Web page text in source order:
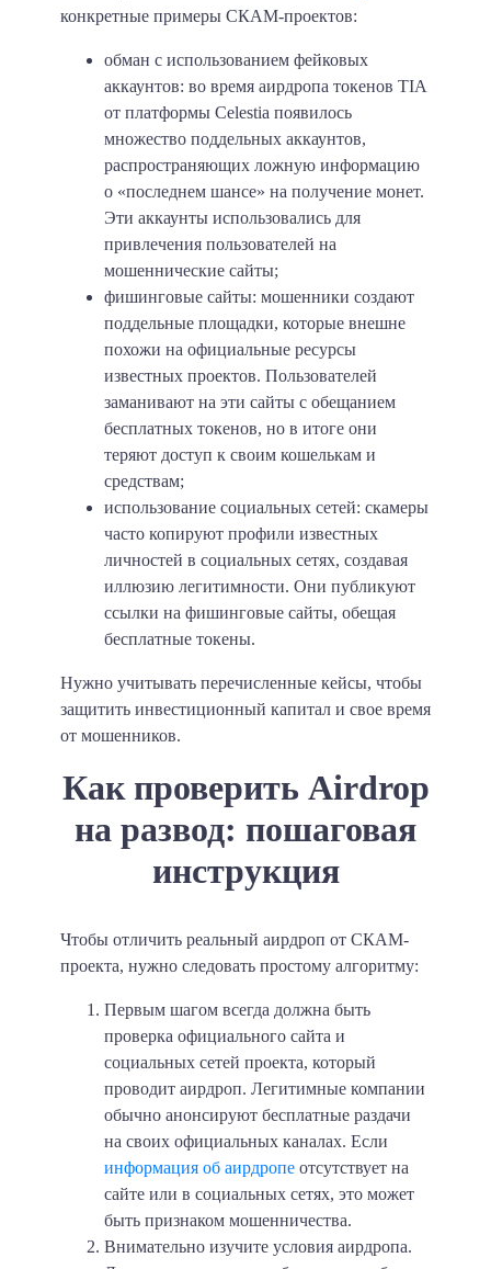
конкретные примеры СКАМ-проектов:
обман с использованием фейковых
аккаунтов: во время аирдропа токенов TIA
от платформы Celestia появилось
множество поддельных аккаунтов,
распространяющих ложную информацию
о «последнем шансе» на получение монет.
Эти аккаунты использовались для
привлечения пользователей на
мошеннические сайты;
фишинговые сайты: мошенники создают
поддельные площадки, которые внешне
похожи на официальные ресурсы
известных проектов. Пользователей
заманивают на эти сайты с обещанием
бесплатных токенов, но в итоге они
теряют доступ к своим кошелькам и
средствам;
использование социальных сетей: скамеры
часто копируют профили известных
личностей в социальных сетях, создавая
иллюзию легитимности. Они публикуют
ссылки на фишинговые сайты, обещая
бесплатные токены.
Нужно учитывать перечисленные кейсы, чтобы
защитить инвестиционный капитал и свое время
от мошенников.
Как проверить Airdrop
на развод: пошаговая
инструкция
Чтобы отличить реальный аирдроп от СКАМ-
проекта, нужно следовать простому алгоритму:
Первым шагом всегда должна быть
проверка официального сайта и
социальных сетей проекта, который
проводит аирдроп. Легитимные компании
обычно анонсируют бесплатные раздачи
на своих официальных каналах. Если
информация об аирдропе отсутствует на
сайте или в социальных сетях, это может
быть признаком мошенничества.
Внимательно изучите условия аирдропа.